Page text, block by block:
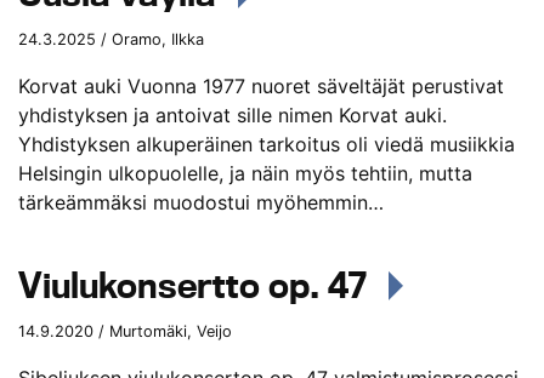
24.3.2025 / Oramo, Ilkka
Korvat auki Vuonna 1977 nuoret säveltäjät perustivat
yhdistyksen ja antoivat sille nimen Korvat auki.
Yhdistyksen alkuperäinen tarkoitus oli viedä musiikkia
Helsingin ulkopuolelle, ja näin myös tehtiin, mutta
tärkeämmäksi muodostui myöhemmin…
Viulukonsertto op. 47
14.9.2020 / Murtomäki, Veijo